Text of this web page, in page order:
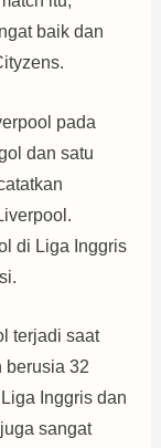
baik dan
pada
dan satu
di Liga Inggris
terjadi saat
berusia 32
Inggris dan
sangat